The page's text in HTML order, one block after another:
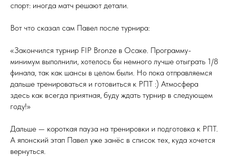
спорт: иногда матч решают детали.
Вот что сказал сам Павел после турнира:
«Закончился турнир FIP Bronze в Осаке. Программу-
минимум выполнили, хотелось бы немного лучше отыграть 1/8
финала, так как шансы в целом были. Но пока отправляемся
дальше тренироваться и готовиться к РПТ :) Атмосфера
здесь как всегда приятная, буду ждать турнир в следующем
году!»
Дальше — короткая пауза на тренировки и подготовка к РПТ.
А японский этап Павел уже занёс в список тех, куда хочется
вернуться.